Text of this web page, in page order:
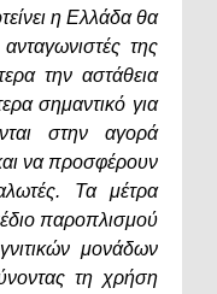
η Ελλάδα θα
της
την αστάθεια
σημαντικό για
στην αγορά
να προσφέρουν
Τα μέτρα
παροπλισμού
μονάδων
τη χρήση